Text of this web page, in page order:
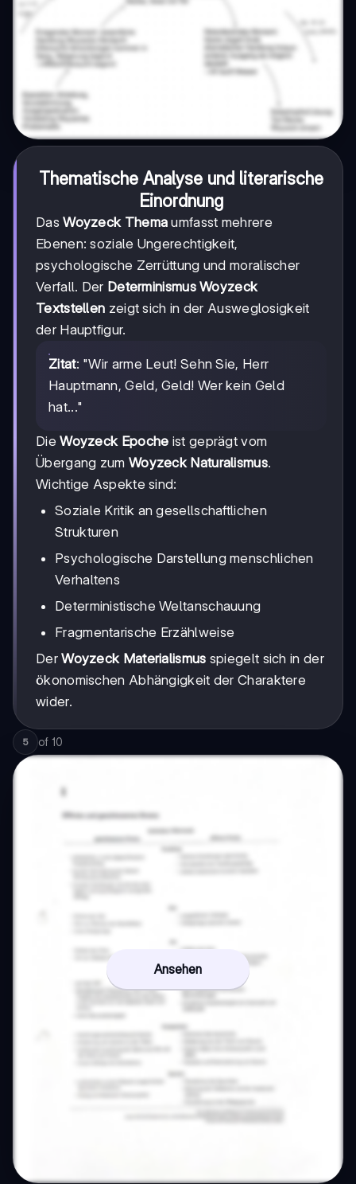
Thematische Analyse und literarische
Einordnung
DasWoyzeck Thema umfasst mehrere
Ebenen: soziale Ungerechtigkeit,
psychologische Zerrüttung und moralischer
Verfall. Der Determinismus Woyzeck
Textstellen zeigt sich in der Ausweglosigkeit
der Hauptfigur.
Zitat: "Wir arme Leut! Sehn Sie, Herr
Hauptmann, Geld, Geld! Wer kein Geld
hat..."
DieWoyzeck Epoche ist geprägt vom
Übergang zum Woyzeck Naturalismus.
Wichtige Aspekte sind:
Soziale Kritik an gesellschaftlichen
Strukturen
Psychologische Darstellung menschlichen
Verhaltens
Deterministische Weltanschauung
Fragmentarische Erzählweise
DerWoyzeck Materialismus spiegelt sich in der
ökonomischen Abhängigkeit der Charaktere
wider.
5 of 10
Ansehen